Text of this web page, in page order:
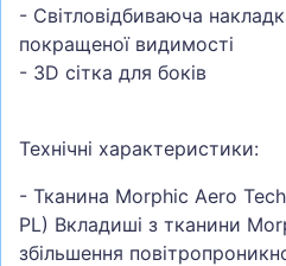
- Світловідбиваюча
покращеної видимості
- 3D сітка для боків
Технічні характеристики:
- Тканина Morphic Aero
PL) Вкладиші з тканини
збільшення